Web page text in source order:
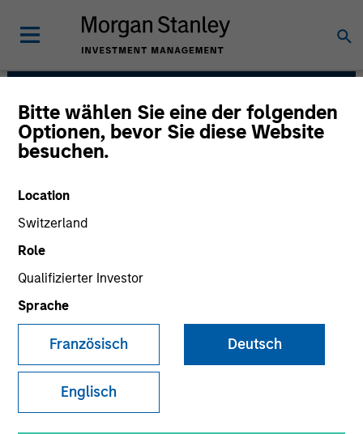
Bitte wählen Sie eine der folgenden
Optionen, bevor Sie diese Website
besuchen.
Location
Switzerland
Role
Qualifizierter Investor
Sprache
Französisch Deutsch
Englisch
Morgan Stanley Next
Level
Morgan Stanley Next Level is the impact-focused
private equity business of Morgan Stanley Investment